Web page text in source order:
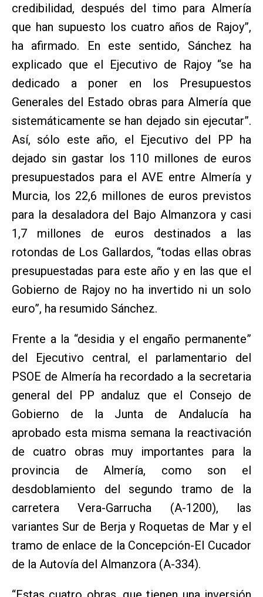
credibilidad, después del timo para Almería
que han supuesto los cuatro años de Rajoy”,
ha afirmado. En este sentido, Sánchez ha
explicado que el Ejecutivo de Rajoy “se ha
dedicado a poner en los Presupuestos
Generales del Estado obras para Almería que
sistemáticamente se han dejado sin ejecutar”.
Así, sólo este año, el Ejecutivo del PP ha
dejado sin gastar los 110 millones de euros
presupuestados para el AVE entre Almería y
Murcia, los 22,6 millones de euros previstos
para la desaladora del Bajo Almanzora y casi
1,7 millones de euros destinados a las
rotondas de Los Gallardos, “todas ellas obras
presupuestadas para este año y en las que el
Gobierno de Rajoy no ha invertido ni un solo
euro”, ha resumido Sánchez.
Frente a la “desidia y el engaño permanente”
del Ejecutivo central, el parlamentario del
PSOE de Almería ha recordado a la secretaria
general del PP andaluz que el Consejo de
Gobierno de la Junta de Andalucía ha
aprobado esta misma semana la reactivación
de cuatro obras muy importantes para la
provincia de Almería, como son el
desdoblamiento del segundo tramo de la
carretera Vera-Garrucha (A-1200), las
variantes Sur de Berja y Roquetas de Mar y el
tramo de enlace de la Concepción-El Cucador
de la Autovía del Almanzora (A-334).